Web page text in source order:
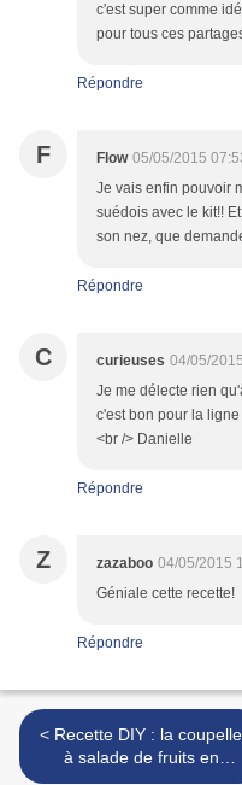
c'est super comme
pour tous ces
Répondre
F Flow 05/05/2015
Je vais enfin pouvoir
suédois avec le kit!!
son nez, que
Répondre
C curieuses 04/05/
Je me délecte rien
c'est bon pour la
<br /> Danielle
Répondre
Z zazaboo 04/05/2015
Géniale cette recette!
Répondre
< Recette DIY : la coupelle
à salade de fruits en
chocolat